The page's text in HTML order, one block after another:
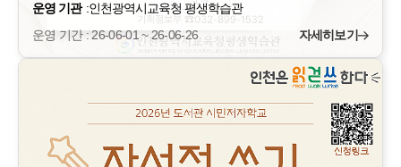
운영 기관 :인천광역시교육청 평생학습관
운영 기간 : 26-06-01 ~ 26-06-26
자세히보기